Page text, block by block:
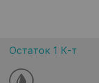
Остаток 1 К-т